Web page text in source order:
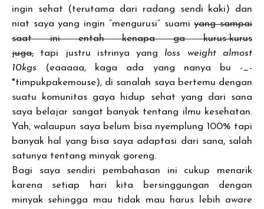
ingin sehat (terutama dari radang sendi kaki) dan
niat saya yang ingin “mengurusi” suamiyang sampai
saat ini entah kenapa ga kurus-kurus
juga, tapi justru istrinya yang loss weight almost
10kgs (eaaaaa, kaga ada yang nanya bu -_-
*timpukpakemouse), di sanalah saya bertemu dengan
suatu komunitas gaya hidup sehat yang dari sana
saya belajar sangat banyak tentang ilmu kesehatan.
Yah, walaupun saya belum bisa nyemplung 100% tapi
banyak hal yang bisa saya adaptasi dari sana, salah
satunya tentang minyak goreng.
Bagi saya sendiri pembahasan ini cukup menarik
karena setiap hari kita bersinggungan dengan
minyak sehingga mau tidak mau harus lebih aware